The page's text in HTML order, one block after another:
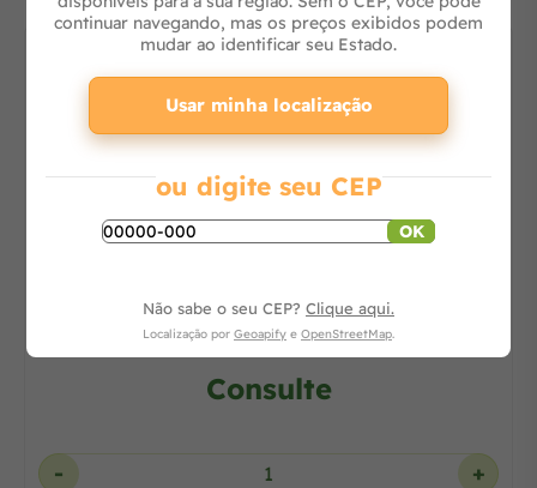
BC92S 1B REF. 87230124-00 -
Consulte
- +
continuar navegando, mas os preços exibidos podem
mudar ao identificar seu Estado.
Usar minha localização
ou digite seu CEP
OK
Não sabe o seu CEP? Clique aqui.
Localização por Geoapify e OpenStreetMap.